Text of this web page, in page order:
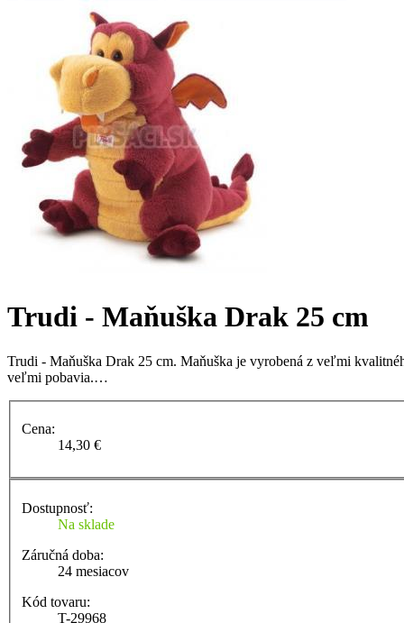
Trudi - Maňuška Drak 25 cm
Trudi - Maňuška Drak 25 cm. Maňuška je vyrobená z veľmi
veľmi pobavia.…
Cena:
14,30 €
Dostupnosť:
Na sklade
Záručná doba:
24 mesiacov
Kód tovaru:
T-29968